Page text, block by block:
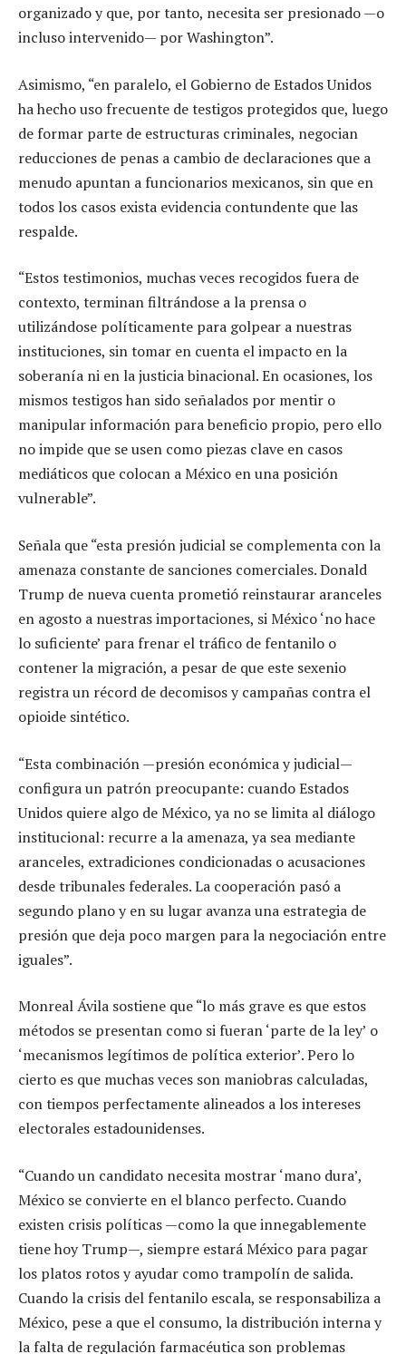
organizado y que, por tanto, necesita ser presionado —o
incluso intervenido— por Washington”.
Asimismo, “en paralelo, el Gobierno de Estados Unidos
ha hecho uso frecuente de testigos protegidos que, luego
de formar parte de estructuras criminales, negocian
reducciones de penas a cambio de declaraciones que a
menudo apuntan a funcionarios mexicanos, sin que en
todos los casos exista evidencia contundente que las
respalde.
“Estos testimonios, muchas veces recogidos fuera de
contexto, terminan filtrándose a la prensa o
utilizándose políticamente para golpear a nuestras
instituciones, sin tomar en cuenta el impacto en la
soberanía ni en la justicia binacional. En ocasiones, los
mismos testigos han sido señalados por mentir o
manipular información para beneficio propio, pero ello
no impide que se usen como piezas clave en casos
mediáticos que colocan a México en una posición
vulnerable”.
Señala que “esta presión judicial se complementa con la
amenaza constante de sanciones comerciales. Donald
Trump de nueva cuenta prometió reinstaurar aranceles
en agosto a nuestras importaciones, si México ‘no hace
lo suficiente’ para frenar el tráfico de fentanilo o
contener la migración, a pesar de que este sexenio
registra un récord de decomisos y campañas contra el
opioide sintético.
“Esta combinación —presión económica y judicial—
configura un patrón preocupante: cuando Estados
Unidos quiere algo de México, ya no se limita al diálogo
institucional: recurre a la amenaza, ya sea mediante
aranceles, extradiciones condicionadas o acusaciones
desde tribunales federales. La cooperación pasó a
segundo plano y en su lugar avanza una estrategia de
presión que deja poco margen para la negociación entre
iguales”.
Monreal Ávila sostiene que “lo más grave es que estos
métodos se presentan como si fueran ‘parte de la ley’ o
‘mecanismos legítimos de política exterior’. Pero lo
cierto es que muchas veces son maniobras calculadas,
con tiempos perfectamente alineados a los intereses
electorales estadounidenses.
“Cuando un candidato necesita mostrar ‘mano dura’,
México se convierte en el blanco perfecto. Cuando
existen crisis políticas —como la que innegablemente
tiene hoy Trump—, siempre estará México para pagar
los platos rotos y ayudar como trampolín de salida.
Cuando la crisis del fentanilo escala, se responsabiliza a
México, pese a que el consumo, la distribución interna y
la falta de regulación farmacéutica son problemas